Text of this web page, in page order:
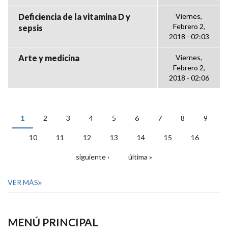
Deficiencia de la vitamina D y
sepsis
Viernes,
Febrero 2,
2018 - 02:03
Arte y medicina
Viernes,
Febrero 2,
2018 - 02:06
PÁGINAS
1 2 3 4 5 6 7 8 9
10 11 12 13 14 15 16
siguiente › última »
VER MÁS
MENÚ PRINCIPAL